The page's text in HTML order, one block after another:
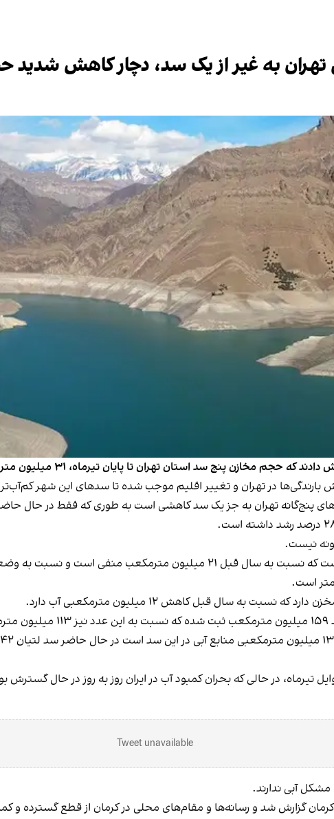
به غیر از یک سد، دچار کاهش شدید
پنج سد استان تهران تا پایان تیرماه، ۳۱ میلیون مترمکعب کاهش یافته است.
بارندگی‌ها در تهران و تغییر اقلیم موجب شده تا سدهای این شهر
نیست.
تیرماه، در حالی که بحران کمبود آب در ایران روز به روز در حال
Tweet unavailable
آبی ندارند.
گزارش شد و رسانه‌ها و مقام‌های محلی در کرمان از قطع گسترده و